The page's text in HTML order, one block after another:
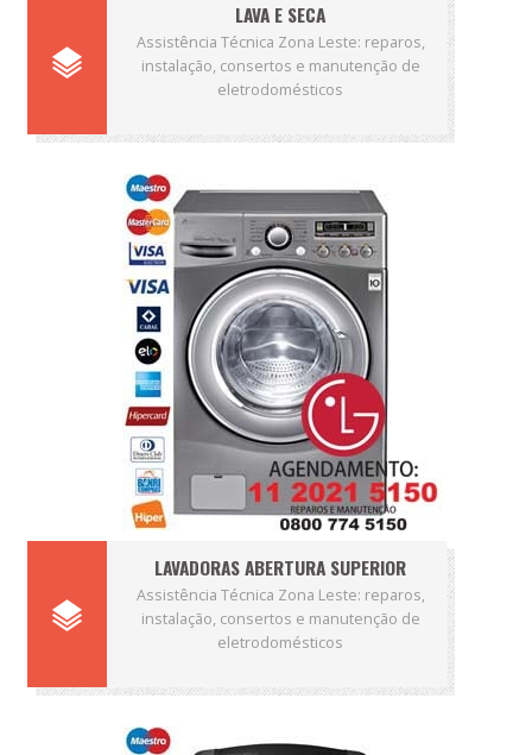
LAVA E SECA
Assistência Técnica Zona Leste: reparos,
instalação, consertos e manutenção de
eletrodomésticos
LAVADORAS ABERTURA SUPERIOR
Assistência Técnica Zona Leste: reparos,
instalação, consertos e manutenção de
eletrodomésticos